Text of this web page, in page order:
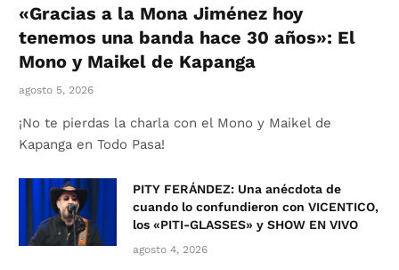
«Gracias a la Mona Jiménez hoy
tenemos una banda hace 30 años»: El
Mono y Maikel de Kapanga
agosto 5, 2026
¡No te pierdas la charla con el Mono y Maikel de
Kapanga en Todo Pasa!
PITY FERÁNDEZ: Una anécdota de
cuando lo confundieron con VICENTICO,
los «PITI-GLASSES» y SHOW EN VIVO
agosto 4, 2026